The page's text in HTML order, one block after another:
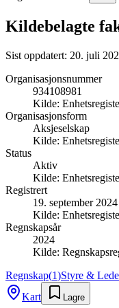
Kildebelagte
Sist oppdatert: 20. juli
Organisasjonsnummer
934108981
Kilde:
Organisasjonsform
Aksjeselskap
Kilde:
Status
Aktiv
Kilde:
Registrert
19. september 2024
Kilde:
Regnskapsår
2024
Kilde:
Regnskap(1)Styre &
Kart
Lagre